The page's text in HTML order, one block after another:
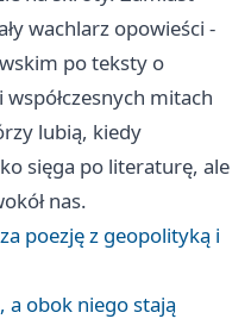
wachlarz opowieści -
po teksty o
mitach
lubią, kiedy
sięga po literaturę, ale
nas.
poezję z geopolityką i
a obok niego stają